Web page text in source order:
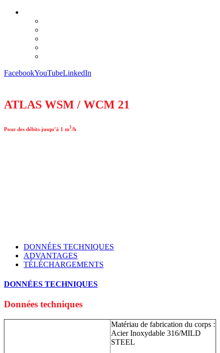
FacebookYouTubeLinkedIn
ATLAS WSM / WCM 21
Pour des débits jusqu’à 1 m3/h
DONNÉES TECHNIQUES
ADVANTAGES
TÉLÉCHARGEMENTS
DONNÉES TECHNIQUES
Données techniques
Matériau de fabrication du corps :
Acier Inoxydable 316/MILD
STEEL